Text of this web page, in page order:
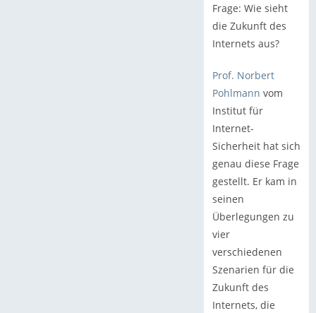
Frage: Wie sieht
die Zukunft des
Internets aus?
Prof. Norbert
Pohlmann vom
Institut für
Internet-
Sicherheit hat sich
genau diese Frage
gestellt. Er kam in
seinen
Überlegungen zu
vier
verschiedenen
Szenarien für die
Zukunft des
Internets, die